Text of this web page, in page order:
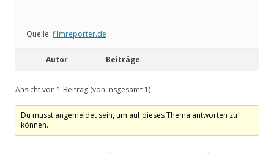
Quelle: filmreporter.de
Autor Beiträge
Ansicht von 1 Beitrag (von insgesamt 1)
Du musst angemeldet sein, um auf dieses Thema antworten zu
können.